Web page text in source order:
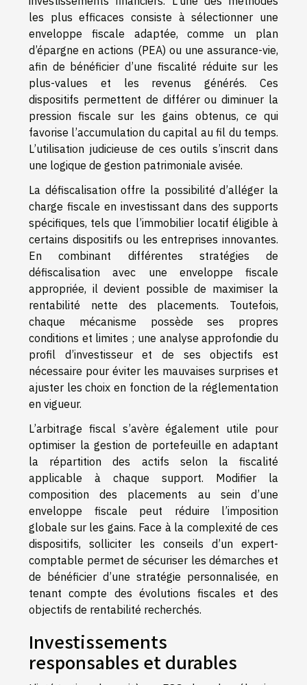
les plus efficaces consiste à sélectionner une
enveloppe fiscale adaptée, comme un plan
d’épargne en actions (PEA) ou une assurance-vie,
afin de bénéficier d’une fiscalité réduite sur les
plus-values et les revenus générés. Ces
dispositifs permettent de différer ou diminuer la
pression fiscale sur les gains obtenus, ce qui
favorise l’accumulation du capital au fil du temps.
L’utilisation judicieuse de ces outils s’inscrit dans
une logique de gestion patrimoniale avisée.
La défiscalisation offre la possibilité d’alléger la
charge fiscale en investissant dans des supports
spécifiques, tels que l’immobilier locatif éligible à
certains dispositifs ou les entreprises innovantes.
En combinant différentes stratégies de
défiscalisation avec une enveloppe fiscale
appropriée, il devient possible de maximiser la
rentabilité nette des placements. Toutefois,
chaque mécanisme possède ses propres
conditions et limites ; une analyse approfondie du
profil d’investisseur et de ses objectifs est
nécessaire pour éviter les mauvaises surprises et
ajuster les choix en fonction de la réglementation
en vigueur.
L’arbitrage fiscal s’avère également utile pour
optimiser la gestion de portefeuille en adaptant
la répartition des actifs selon la fiscalité
applicable à chaque support. Modifier la
composition des placements au sein d’une
enveloppe fiscale peut réduire l’imposition
globale sur les gains. Face à la complexité de ces
dispositifs, solliciter les conseils d’un expert-
comptable permet de sécuriser les démarches et
de bénéficier d’une stratégie personnalisée, en
tenant compte des évolutions fiscales et des
objectifs de rentabilité recherchés.
Investissements
responsables et durables